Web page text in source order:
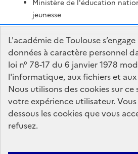
Ministère de l'éducation
jeunesse
Ministère de l'enseignement
recherche
Portail Pédagogique
Nous
DSDEN du Lot
1 place Jean-Jacques Chapou
46000 Cahors
L'académie de Toulouse
données à caractère personnel
loi n° 78-17 du 6 janvier 1978
l'informatique, aux fichiers et
Nous utilisons des cookies sur
votre expérience utilisateur.
dessous les cookies que vous
refusez.